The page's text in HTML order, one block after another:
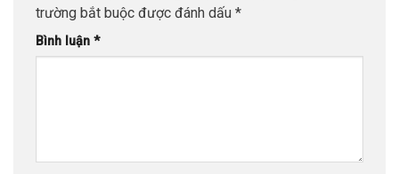
trường bắt buộc được đánh dấu *
Bình luận *